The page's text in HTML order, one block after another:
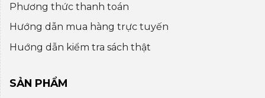
Phương thức thanh toán
Hướng dẫn mua hàng trực tuyến
Huớng dẫn kiểm tra sách thật
SẢN PHẨM